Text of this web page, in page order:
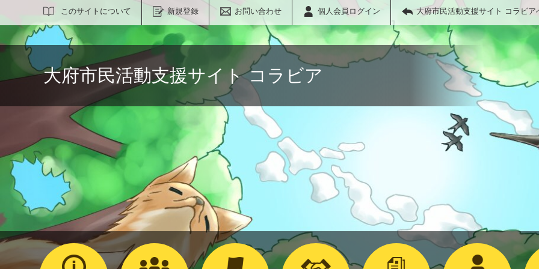
このサイトについて 新規登録 お問い合わせ 個人会員ログイン 大府市民活動支援サイト コラビア
サイト内検索
大府市民活動支援サイト コラビア